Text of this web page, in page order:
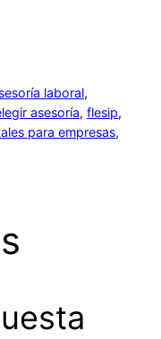
laboral
asesoría, flesip
para empresas